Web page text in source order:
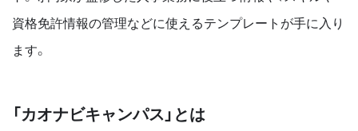
資格免許情報の管理などに使えるテンプレートが手に入り
ます。
「カオナビキャンパス」とは